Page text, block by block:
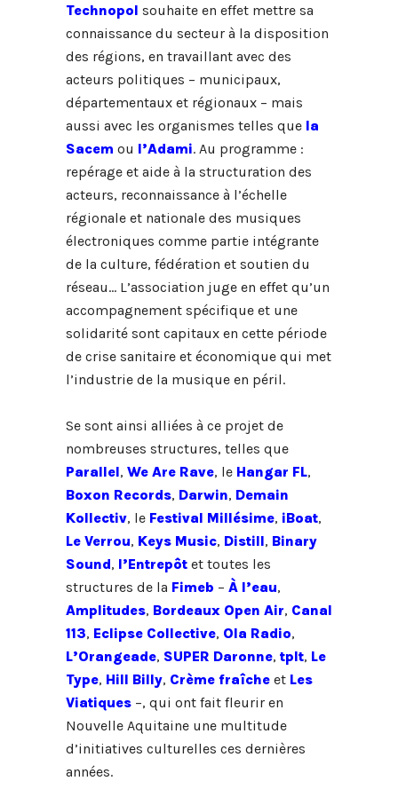
Technopol souhaite en effet mettre sa
connaissance du secteur à la disposition
des régions, en travaillant avec des
acteurs politiques – municipaux,
départementaux et régionaux – mais
aussi avec les organismes telles que la
Sacem ou l’Adami. Au programme :
repérage et aide à la structuration des
acteurs, reconnaissance à l’échelle
régionale et nationale des musiques
électroniques comme partie intégrante
de la culture, fédération et soutien du
réseau… L’association juge en effet qu’un
accompagnement spécifique et une
solidarité sont capitaux en cette période
de crise sanitaire et économique qui met
l’industrie de la musique en péril.
Se sont ainsi alliées à ce projet de
nombreuses structures, telles que
Parallel, We Are Rave, le Hangar FL,
Boxon Records, Darwin, Demain
Kollectiv, le Festival Millésime, iBoat,
Le Verrou, Keys Music, Distill, Binary
Sound, l’Entrepôt et toutes les
structures de la Fimeb – À l’eau,
Amplitudes, Bordeaux Open Air, Canal
113, Eclipse Collective, Ola Radio,
L’Orangeade, SUPER Daronne, tplt, Le
Type, Hill Billy, Crème fraîche et Les
Viatiques –, qui ont fait fleurir en
Nouvelle Aquitaine une multitude
d’initiatives culturelles ces dernières
années.